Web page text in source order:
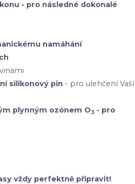
- pro následné dokonalé
namáhání
silikonový pin - pro ulehčení Vaší
plynným ozónem O3 - pro
vždy perfektně připravit!